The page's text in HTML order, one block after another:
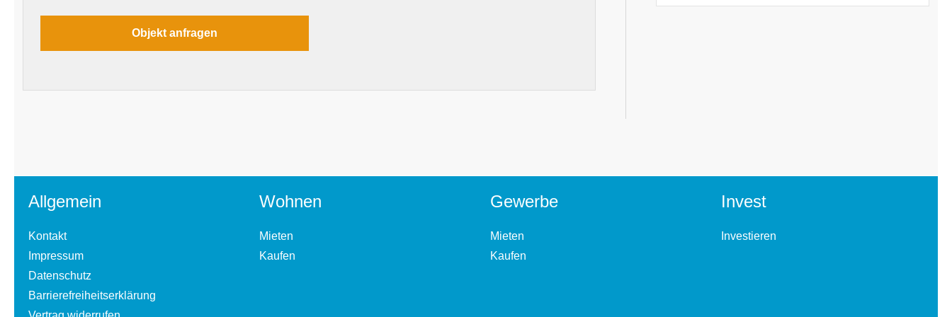
Allgemein
Kontakt
Impressum
Datenschutz
Barrierefreiheitserklärung
Wohnen
Mieten
Kaufen
Gewerbe
Mieten
Kaufen
Invest
Investieren